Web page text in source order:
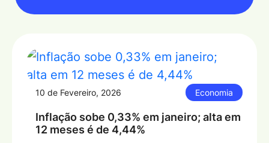
10 de Fevereiro, 2026 Economia
Inflação sobe 0,33% em janeiro; alta em
12 meses é de 4,44%